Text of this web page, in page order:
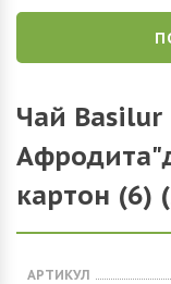
Чай Basilur
картон (6)
АРТИКУЛ